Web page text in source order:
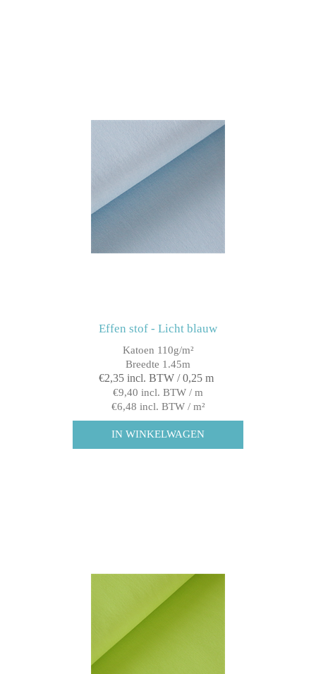
Effen stof - Licht blauw
Katoen 110g/m²
Breedte 1.45m
€2,35 incl. BTW / 0,25 m
€9,40 incl. BTW / m
€6,48 incl. BTW / m²